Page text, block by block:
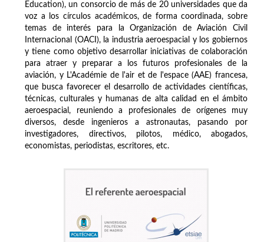
Education), un consorcio de más de 20 universidades que da
voz a los círculos académicos, de forma coordinada, sobre
temas de interés para la Organización de Aviación Civil
Internacional (OACI), la industria aeroespacial y los gobiernos
y tiene como objetivo desarrollar iniciativas de colaboración
para atraer y preparar a los futuros profesionales de la
aviación, y L'Académie de l'air et de l'espace (AAE) francesa,
que busca favorecer el desarrollo de actividades científicas,
técnicas, culturales y humanas de alta calidad en el ámbito
aeroespacial, reuniendo a profesionales de orígenes muy
diversos, desde ingenieros a astronautas, pasando por
investigadores, directivos, pilotos, médico, abogados,
economistas, periodistas, escritores, etc.